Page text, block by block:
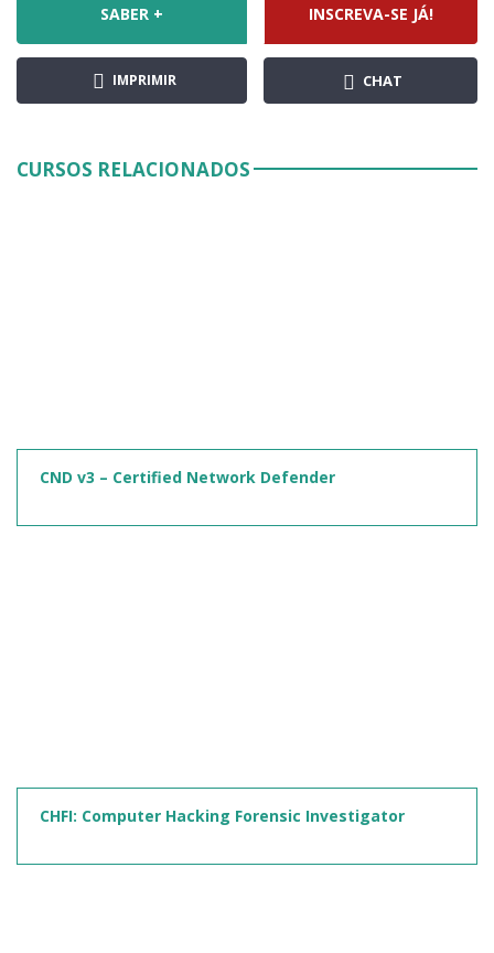
SABER + INSCREVA-SE JÁ!
IMPRIMIR CHAT
CURSOS RELACIONADOS
CND v3 – Certified Network Defender
CHFI: Computer Hacking Forensic Investigator